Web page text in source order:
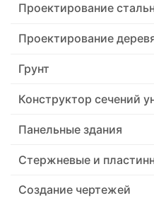
Проектирование
Проектирование
Грунт
Конструктор сечений
Панельные здания
Стержневые и
Создание чертежей